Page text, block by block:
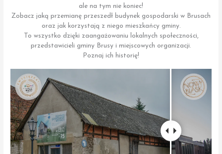
ale na tym nie koniec!
Zobacz jaką przemianę przeszedł budynek gospodarski w Brusach
oraz jak korzystają z niego mieszkańcy gminy.
To wszystko dzięki zaangażowaniu lokalnych społeczności,
przedstawicieli gminy Brusy i miejscowych organizacji.
Poznaj ich historię!